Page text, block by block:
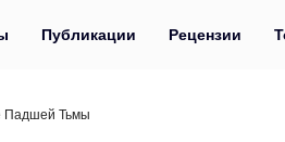
Публикации Рецензии
Падшей Тьмы